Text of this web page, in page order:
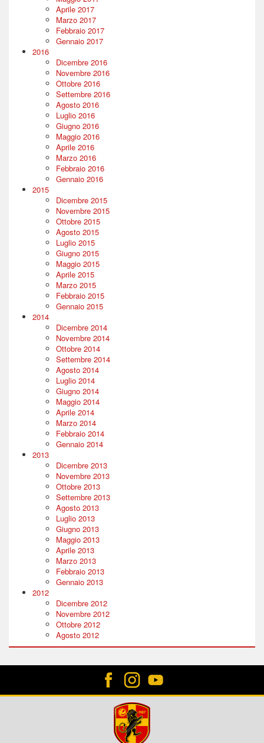
Aprile 2017
Marzo 2017
Febbraio 2017
Gennaio 2017
2016
Dicembre 2016
Novembre 2016
Ottobre 2016
Settembre 2016
Agosto 2016
Luglio 2016
Giugno 2016
Maggio 2016
Aprile 2016
Marzo 2016
Febbraio 2016
Gennaio 2016
2015
Dicembre 2015
Novembre 2015
Ottobre 2015
Agosto 2015
Luglio 2015
Giugno 2015
Maggio 2015
Aprile 2015
Marzo 2015
Febbraio 2015
Gennaio 2015
2014
Dicembre 2014
Novembre 2014
Ottobre 2014
Settembre 2014
Agosto 2014
Luglio 2014
Giugno 2014
Maggio 2014
Aprile 2014
Marzo 2014
Febbraio 2014
Gennaio 2014
2013
Dicembre 2013
Novembre 2013
Ottobre 2013
Settembre 2013
Agosto 2013
Luglio 2013
Giugno 2013
Maggio 2013
Aprile 2013
Marzo 2013
Febbraio 2013
Gennaio 2013
2012
Dicembre 2012
Novembre 2012
Ottobre 2012
Agosto 2012